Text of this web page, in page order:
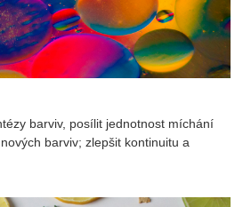
barviv, posílit jednotnost míchání
barviv; zlepšit kontinuitu a